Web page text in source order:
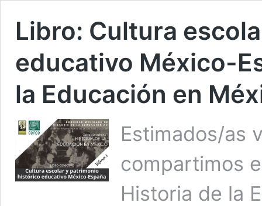
Libro: Cultura
educativo México-
la Educación en
Estimados/as
compartimos
Historia de la